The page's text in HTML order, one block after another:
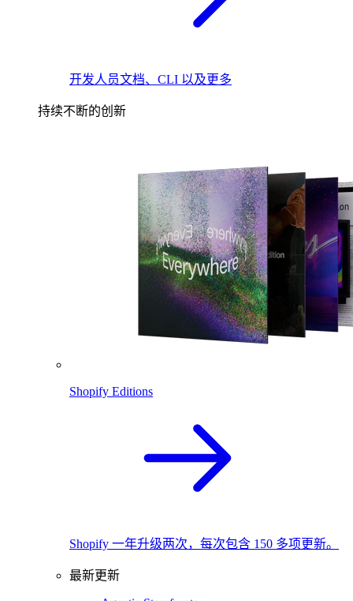
开发人员文档、CLI 以及更多
持续不断的创新
Shopify Editions
Shopify 一年升级两次，每次包含 150 多项更新。
最新更新